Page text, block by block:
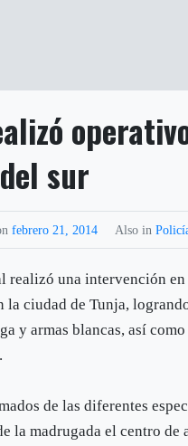
sur
febrero 21, 2014 Also in
realizó una intervención en
la ciudad de Tunja,
y armas blancas, así
de las diferentes
la madrugada el centro de